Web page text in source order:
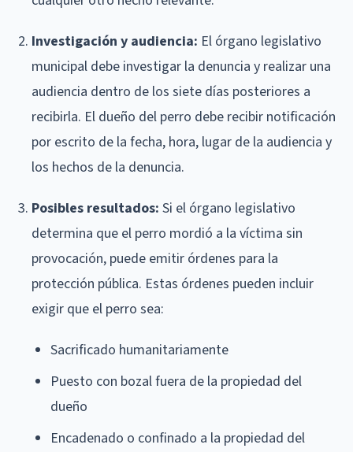
Investigación y audiencia: El órgano legislativo
municipal debe investigar la denuncia y realizar una
audiencia dentro de los siete días posteriores a
recibirla. El dueño del perro debe recibir notificación
por escrito de la fecha, hora, lugar de la audiencia y
los hechos de la denuncia.
Posibles resultados: Si el órgano legislativo
determina que el perro mordió a la víctima sin
provocación, puede emitir órdenes para la
protección pública. Estas órdenes pueden incluir
exigir que el perro sea:
Sacrificado humanitariamente
Puesto con bozal fuera de la propiedad del
dueño
Encadenado o confinado a la propiedad del